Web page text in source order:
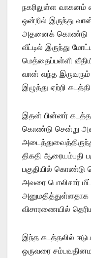
நகரிலுள்ள வாகனம்
ஒன்றில் இருந்து
அதனைக் கொண்டு
வீட்டில் இருந்து
மெத்தைப்பள்ளி
வான் வந்த
இழுத்து ஏற்றி
இதன் பின்னர்
கொண்டு சென்று
திகதி ஆரையம்பதி
பகுதியில் கொண்டு
அவரை பொலிசார்
அனுமதித்துள்ளதாக
விசாரணையில்
இந்த கடத்தலில்
ஒருவரை